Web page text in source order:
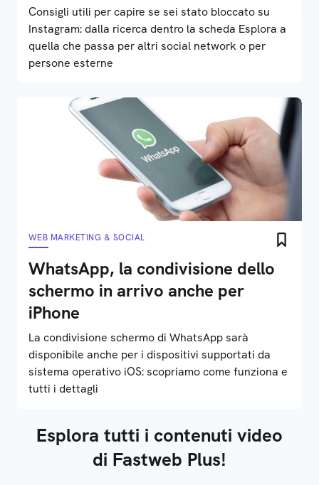
Consigli utili per capire se sei stato bloccato su
Instagram: dalla ricerca dentro la scheda Esplora a
quella che passa per altri social network o per
persone esterne
WEB MARKETING & SOCIAL
WhatsApp, la condivisione dello
schermo in arrivo anche per
iPhone
La condivisione schermo di WhatsApp sarà
disponibile anche per i dispositivi supportati da
sistema operativo iOS: scopriamo come funziona e
tutti i dettagli
Esplora tutti i contenuti video
di Fastweb Plus!